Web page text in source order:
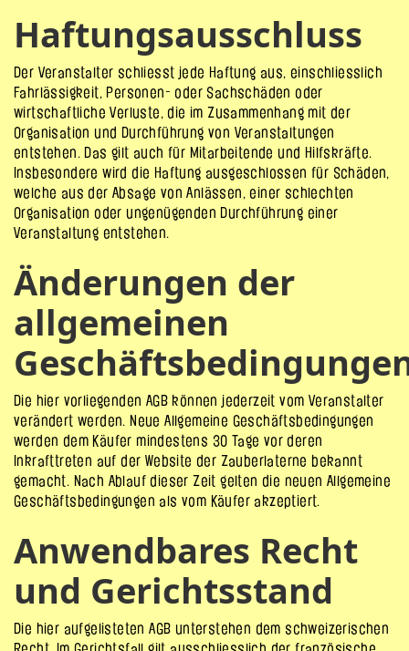
Haftungsausschluss
Der Veranstalter schliesst jede Haftung aus, einschliesslich
Fahrlässigkeit, Personen- oder Sachschäden oder
wirtschaftliche Verluste, die im Zusammenhang mit der
Organisation und Durchführung von Veranstaltungen
entstehen. Das gilt auch für Mitarbeitende und Hilfskräfte.
Insbesondere wird die Haftung ausgeschlossen für Schäden,
welche aus der Absage von Anlässen, einer schlechten
Organisation oder ungenügenden Durchführung einer
Veranstaltung entstehen.
Änderungen der
allgemeinen
Die hier vorliegenden AGB können jederzeit vom Veranstalter
verändert werden. Neue Allgemeine Geschäftsbedingungen
werden dem Käufer mindestens 30 Tage vor deren
Inkrafttreten auf der Website der Zauberlaterne bekannt
gemacht. Nach Ablauf dieser Zeit gelten die neuen Allgemeine
Geschäftsbedingungen als vom Käufer akzeptiert.
Anwendbares Recht
und Gerichtsstand
Die hier aufgelisteten AGB unterstehen dem schweizerischen